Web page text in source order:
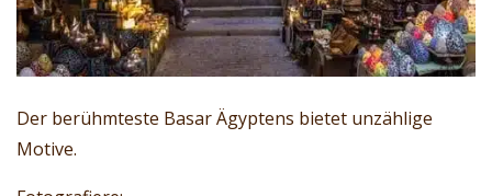
Der berühmteste Basar Ägyptens bietet unzählige
Motive.